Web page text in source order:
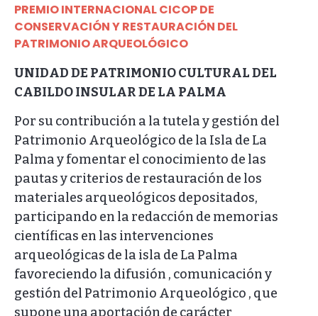
PREMIO INTERNACIONAL CICOP DE
CONSERVACIÓN Y RESTAURACIÓN DEL
PATRIMONIO ARQUEOLÓGICO
UNIDAD DE PATRIMONIO CULTURAL DEL
CABILDO INSULAR DE LA PALMA
Por su contribución a la tutela y gestión del
Patrimonio Arqueológico de la Isla de La
Palma y fomentar el conocimiento de las
pautas y criterios de restauración de los
materiales arqueológicos depositados,
participando en la redacción de memorias
científicas en las intervenciones
arqueológicas de la isla de La Palma
favoreciendo la difusión , comunicación y
gestión del Patrimonio Arqueológico , que
supone una aportación de carácter